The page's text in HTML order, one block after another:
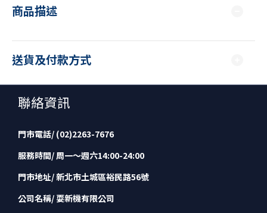
商品描述
送貨及付款方式
聯絡資訊
門市電話/ (02)2263-7676
服務時間/ 周一～週六14:00-24:00
門市地址/ 新北市土城區裕民路56號
公司名稱/ 耍新機有限公司